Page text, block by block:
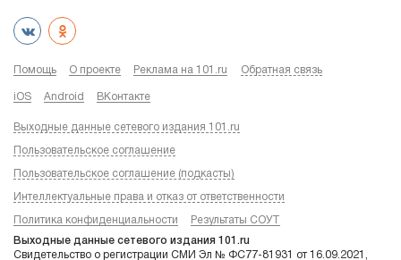
Помощь О проекте Реклама на 101.ru Обратная связь
iOS Android ВКонтакте
Выходные данные сетевого издания 101.ru
Пользовательское соглашение
Пользовательское соглашение (подкасты)
Интеллектуальные права и отказ от ответственности
Политика конфиденциальности Результаты СОУТ
Выходные данные сетевого издания 101.ru
Свидетельство о регистрации СМИ Эл № ФС77-81931 от 16.09.2021,